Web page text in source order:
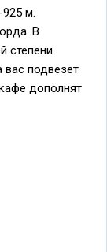
м.
В
степени
подвезет
дополнят